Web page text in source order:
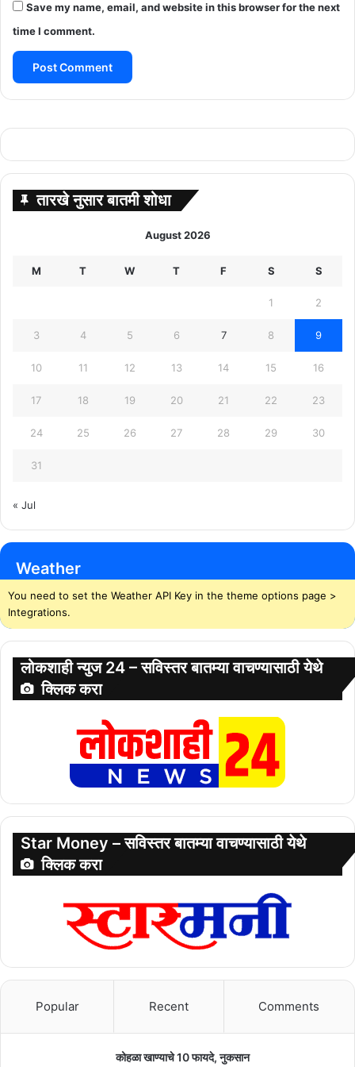
Save my name, email, and website in this browser for the next
time I comment.
तारखे नुसार बातमी शोधा
August 2026
M T W T F S S
1 2
3 4 5 6 7 8 9
10 11 12 13 14 15 16
17 18 19 20 21 22 23
24 25 26 27 28 29 30
31
« Jul
Weather
You need to set the Weather API Key in the theme options page >
Integrations.
लोकशाही न्युज 24 – सविस्तर बातम्या वाचण्यासाठी येथे
क्लिक करा
Star Money – सविस्तर बातम्या वाचण्यासाठी येथे
क्लिक करा
Popular Recent Comments
कोहळा खाण्याचे 10 फायदे, नुकसान